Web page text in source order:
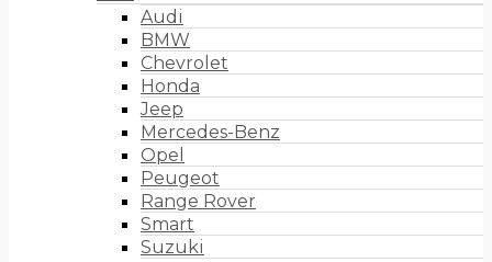
Audi
BMW
Chevrolet
Honda
Jeep
Mercedes-Benz
Opel
Peugeot
Range Rover
Smart
Suzuki